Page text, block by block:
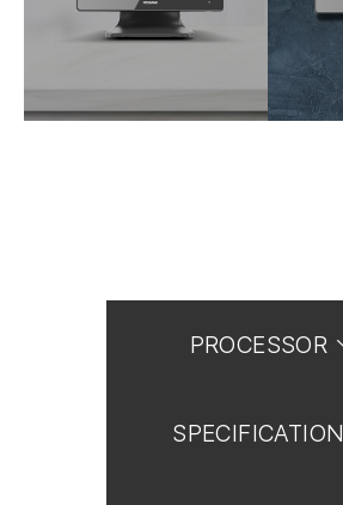
PROCESSOR
SPECIFICATION